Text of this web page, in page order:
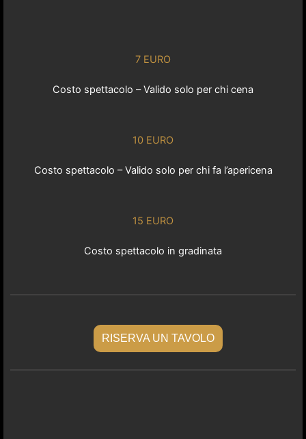
7 EURO
Costo spettacolo – Valido solo per chi cena
10 EURO
Costo spettacolo – Valido solo per chi fa l’apericena
15 EURO
Costo spettacolo in gradinata
RISERVA UN TAVOLO